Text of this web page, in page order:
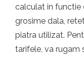
calculat in functie
grosime dala,
piatra utilizat.
tarifele, va rugam